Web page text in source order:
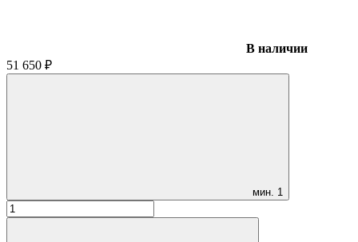
В наличии
51 650 ₽
мин. 1